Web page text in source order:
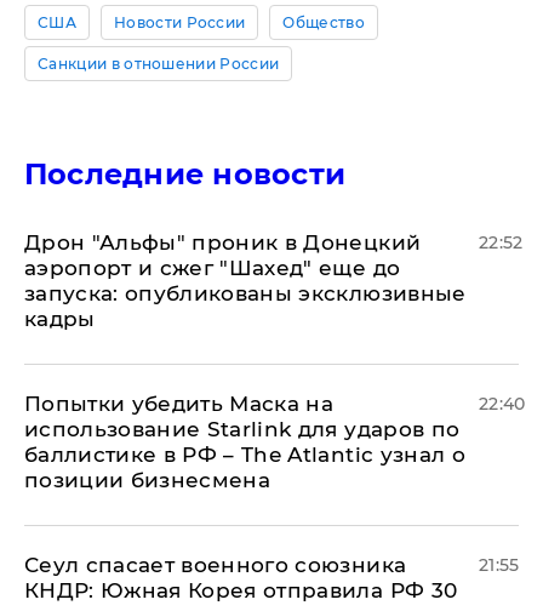
США Новости России Общество
Санкции в отношении России
Последние новости
Дрон "Альфы" проник в Донецкий
аэропорт и сжег "Шахед" еще до
запуска: опубликованы эксклюзивные
кадры
22:52
Попытки убедить Маска на
использование Starlink для ударов по
баллистике в РФ – The Atlantic узнал о
позиции бизнесмена
22:40
​Сеул спасает военного союзника
КНДР: Южная Корея отправила РФ 30
21:55